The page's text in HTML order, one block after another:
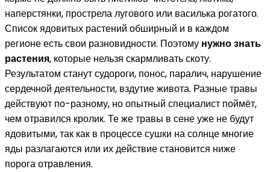
наперстянки, прострела лугового или василька рогатого.
Список ядовитых растений обширный и в каждом
регионе есть свои разновидности. Поэтому нужно знать
растения, которые нельзя скармливать скоту.
Результатом станут судороги, понос, паралич, нарушение
сердечной деятельности, вздутие живота. Разные травы
действуют по-разному, но опытный специалист поймёт,
чем отравился кролик. Те же травы в сене уже не будут
ядовитыми, так как в процессе сушки на солнце многие
яды разлагаются или их действие становится ниже
порога отравления.